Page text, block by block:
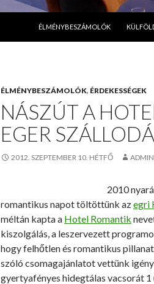
ÉLMÉNYBESZÁMOLÓK
ÉLMÉNYBESZÁMOLÓK, ÉRDEKESSÉGEK
NÁSZÚT A
EGER
2012. SZEPTEMBER 10. HÉTFŐ ADMIN
2010
romantikus napot töltöttünk azegri
méltán kapta a Hotel Romantik
kiszolgálás, a leszervezett
hogy felhőtlen és romantikus
szóló csomagajánlatot vettünk
gyertyafényes hidegtálas vacsorát